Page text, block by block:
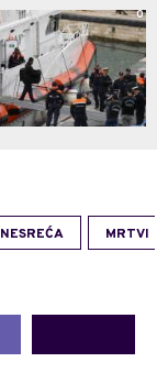
0
NESREĆA MRTVI